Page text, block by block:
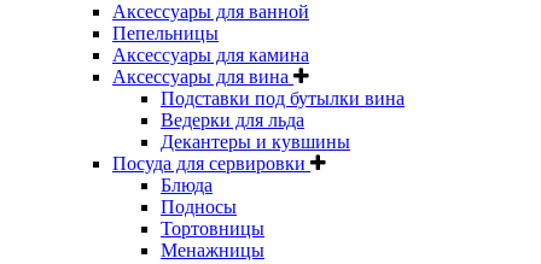
Аксессуары для ванной
Пепельницы
Аксессуары для камина
Аксессуары для вина
Подставки под бутылки вина
Ведерки для льда
Декантеры и кувшины
Посуда для сервировки
Блюда
Подносы
Тортовницы
Менажницы